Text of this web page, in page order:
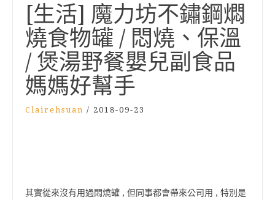
[生活] 魔力坊不鏽鋼燜
燒食物罐 / 悶燒、保溫
/ 煲湯野餐嬰兒副食品
媽媽好幫手
Clairehsuan / 2018-09-23
其實從來沒有用過悶燒罐 , 但同事都會帶來公司用 , 特別是